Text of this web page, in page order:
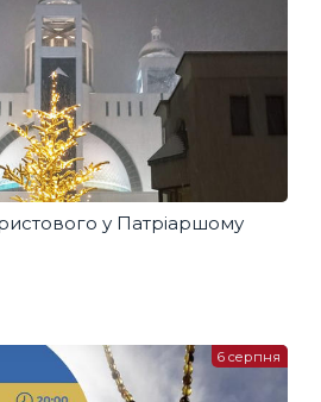
у Патріаршому
6 серпня